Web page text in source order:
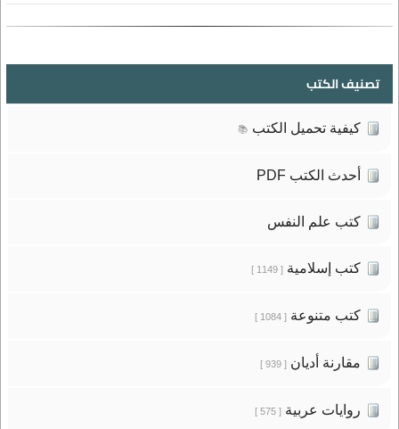
تصنيف الكتب
كيفية تحميل الكتب 📚
أحدث الكتب PDF
كتب علم النفس
كتب إسلامية[ 1149 ]
كتب متنوعة[ 1084 ]
مقارنة أديان[ 939 ]
روايات عربية[ 575 ]